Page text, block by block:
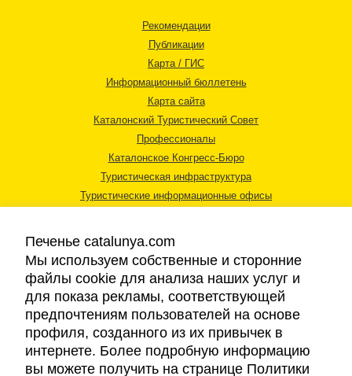
Рекомендации
Публикации
Карта / ГИС
Информационный бюллетень
Карта сайта
Каталонский Туристический Совет
Профессионалы
Каталонское Конгресс-Бюро
Туристическая инфраструктура
Туристические информационные офисы
Правовая информация
Cookies
Доступность
Печенье catalunya.com
Мы используем собственные и сторонние
файлы cookie для анализа наших услуг и
для показа рекламы, соответствующей
предпочтениям пользователей на основе
профиля, созданного из их привычек в
интернете. Более подробную информацию
вы можете получить на странице Политики